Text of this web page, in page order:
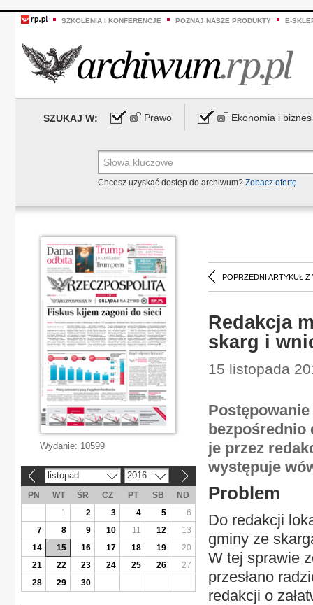
SZKOLENIA I KONFERENCJE POZNAJ NASZE PRODUKTY E-
SZUKAJ W: Prawo Ekonomia i biznes
Chcesz uzyskać dostęp do archiwum? Zobacz ofertę
POPRZEDNI ARTYKUŁ Z
Redakcja
skarg i
15 listopada
bezpośrednio
je przez
występuje
Problem
Do redakcji
gminy ze
W tej sprawie
przesłano
redakcji o
Wydanie: 10599
listopad 2016
PN WT ŚR CZ PT SB
ND
1
2 3 4 5
6
7
8 9 10 11 12
13
14
15 16 17 18 19
20
21
22 23 24 25 26
27
28
29 30